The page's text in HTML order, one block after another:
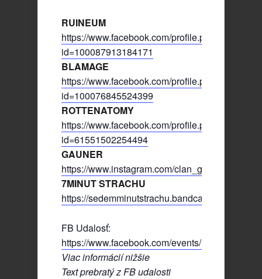
RUINEUM
https://www.facebook.com/profile.php?
id=100087913184171
BLAMAGE
https://www.facebook.com/profile.php?
id=100076845524399
ROTTENATOMY
https://www.facebook.com/profile.php?
id=61551502254494
GAUNER
https://www.instagram.com/clan_gauner/
7MINUT STRACHU
https://sedemminutstrachu.bandcamp.com/
FB Udalosť:
https://www.facebook.com/events/
Viac informácií nižšie
Text prebratý z FB udalosti